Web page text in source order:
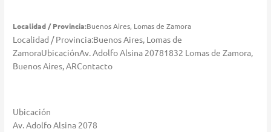
Localidad / Provincia:Buenos Aires, Lomas de Zamora
Localidad / Provincia:Buenos Aires, Lomas de
ZamoraUbicaciónAv. Adolfo Alsina 20781832 Lomas de Zamora,
Buenos Aires, ARContacto
Ubicación
Av. Adolfo Alsina 2078